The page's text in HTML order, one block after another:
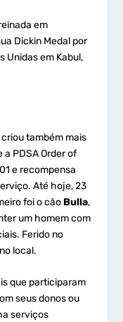
em
Dickin Medal por
Unidas em Kabul,
também mais
a PDSA Order of
e recompensa
Até hoje, 23
foi o cão Bulla,
um homem com
Ferido no
local.
que participaram
seus donos ou
serviços